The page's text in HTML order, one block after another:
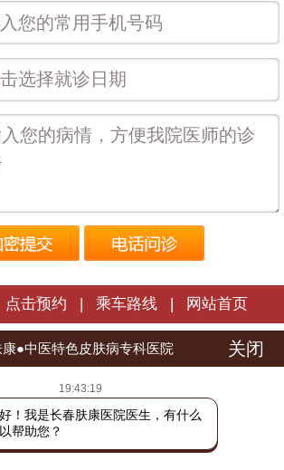
点击预约 | 乘车路线 | 网站首页
康皮肤病医院 | 版权所有
电话：0431-88598120
号
吉公网安备 22010402000772号
康●中医特色皮肤病专科医院 关闭
19:43:19